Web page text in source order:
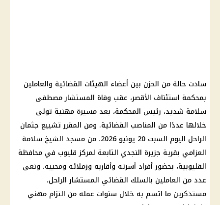
سادت حالة من الحزن بين أعضاء الهيئات القضائية والعاملين
بمحكمة استئناف الأقصر، عقب وفاة المستشار مصطفى
سلامة شديد، رئيس المحكمة، بعد مسيرة مهنية تولى
خلالها عددًا من المناصب القضائية. ومن المقرر تشييع جثمان
الراحل اليوم السبت 20 يونيو 2026، من مسجد الشيخ سلامة
العزامي بقرية جزيرة النجدي التابعة لمركز قليوب في محافظة
القليوبية، بحضور أفراد أسرته وأقاربه وزملائه ومحبيه. ونعى
عدد من العاملين بالسلك القضائي المستشار الراحل،
مستذكرين ما اتسم به خلال سنوات عمله من التزام مهني